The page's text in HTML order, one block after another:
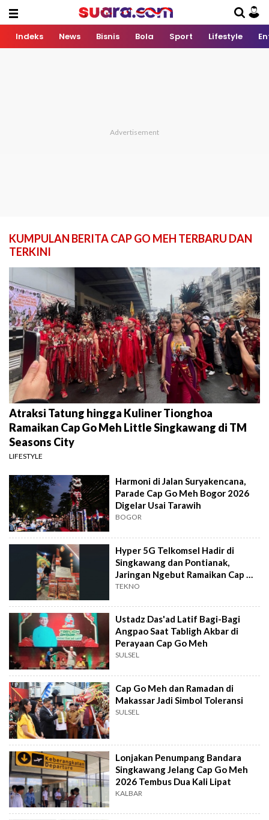
Indeks News Bisnis Bola Sport Lifestyle
KUMPULAN BERITA CAP GO MEH TERBARU DAN
TERKINI
Atraksi Tatung hingga Kuliner Tionghoa
Ramaikan Cap Go Meh Little Singkawang di TM
Seasons City
LIFESTYLE
Harmoni di Jalan Suryakencana,
Parade Cap Go Meh Bogor 2026
Digelar Usai Tarawih
BOGOR
Hyper 5G Telkomsel Hadir di
Singkawang dan Pontianak,
Jaringan Ngebut Ramaikan Cap Go
Meh 2026
TEKNO
Ustadz Das'ad Latif Bagi-Bagi
Angpao Saat Tabligh Akbar di
Perayaan Cap Go Meh
SULSEL
Cap Go Meh dan Ramadan di
Makassar Jadi Simbol Toleransi
SULSEL
Lonjakan Penumpang Bandara
Singkawang Jelang Cap Go Meh
2026 Tembus Dua Kali Lipat
KALBAR